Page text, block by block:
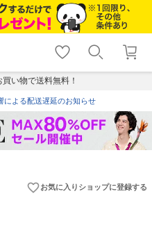
shopping_cart lock_outline
ログイン
い物で送料無料！
による配送遅延のお知らせ
favorite_borderお気に入りショップに登録する